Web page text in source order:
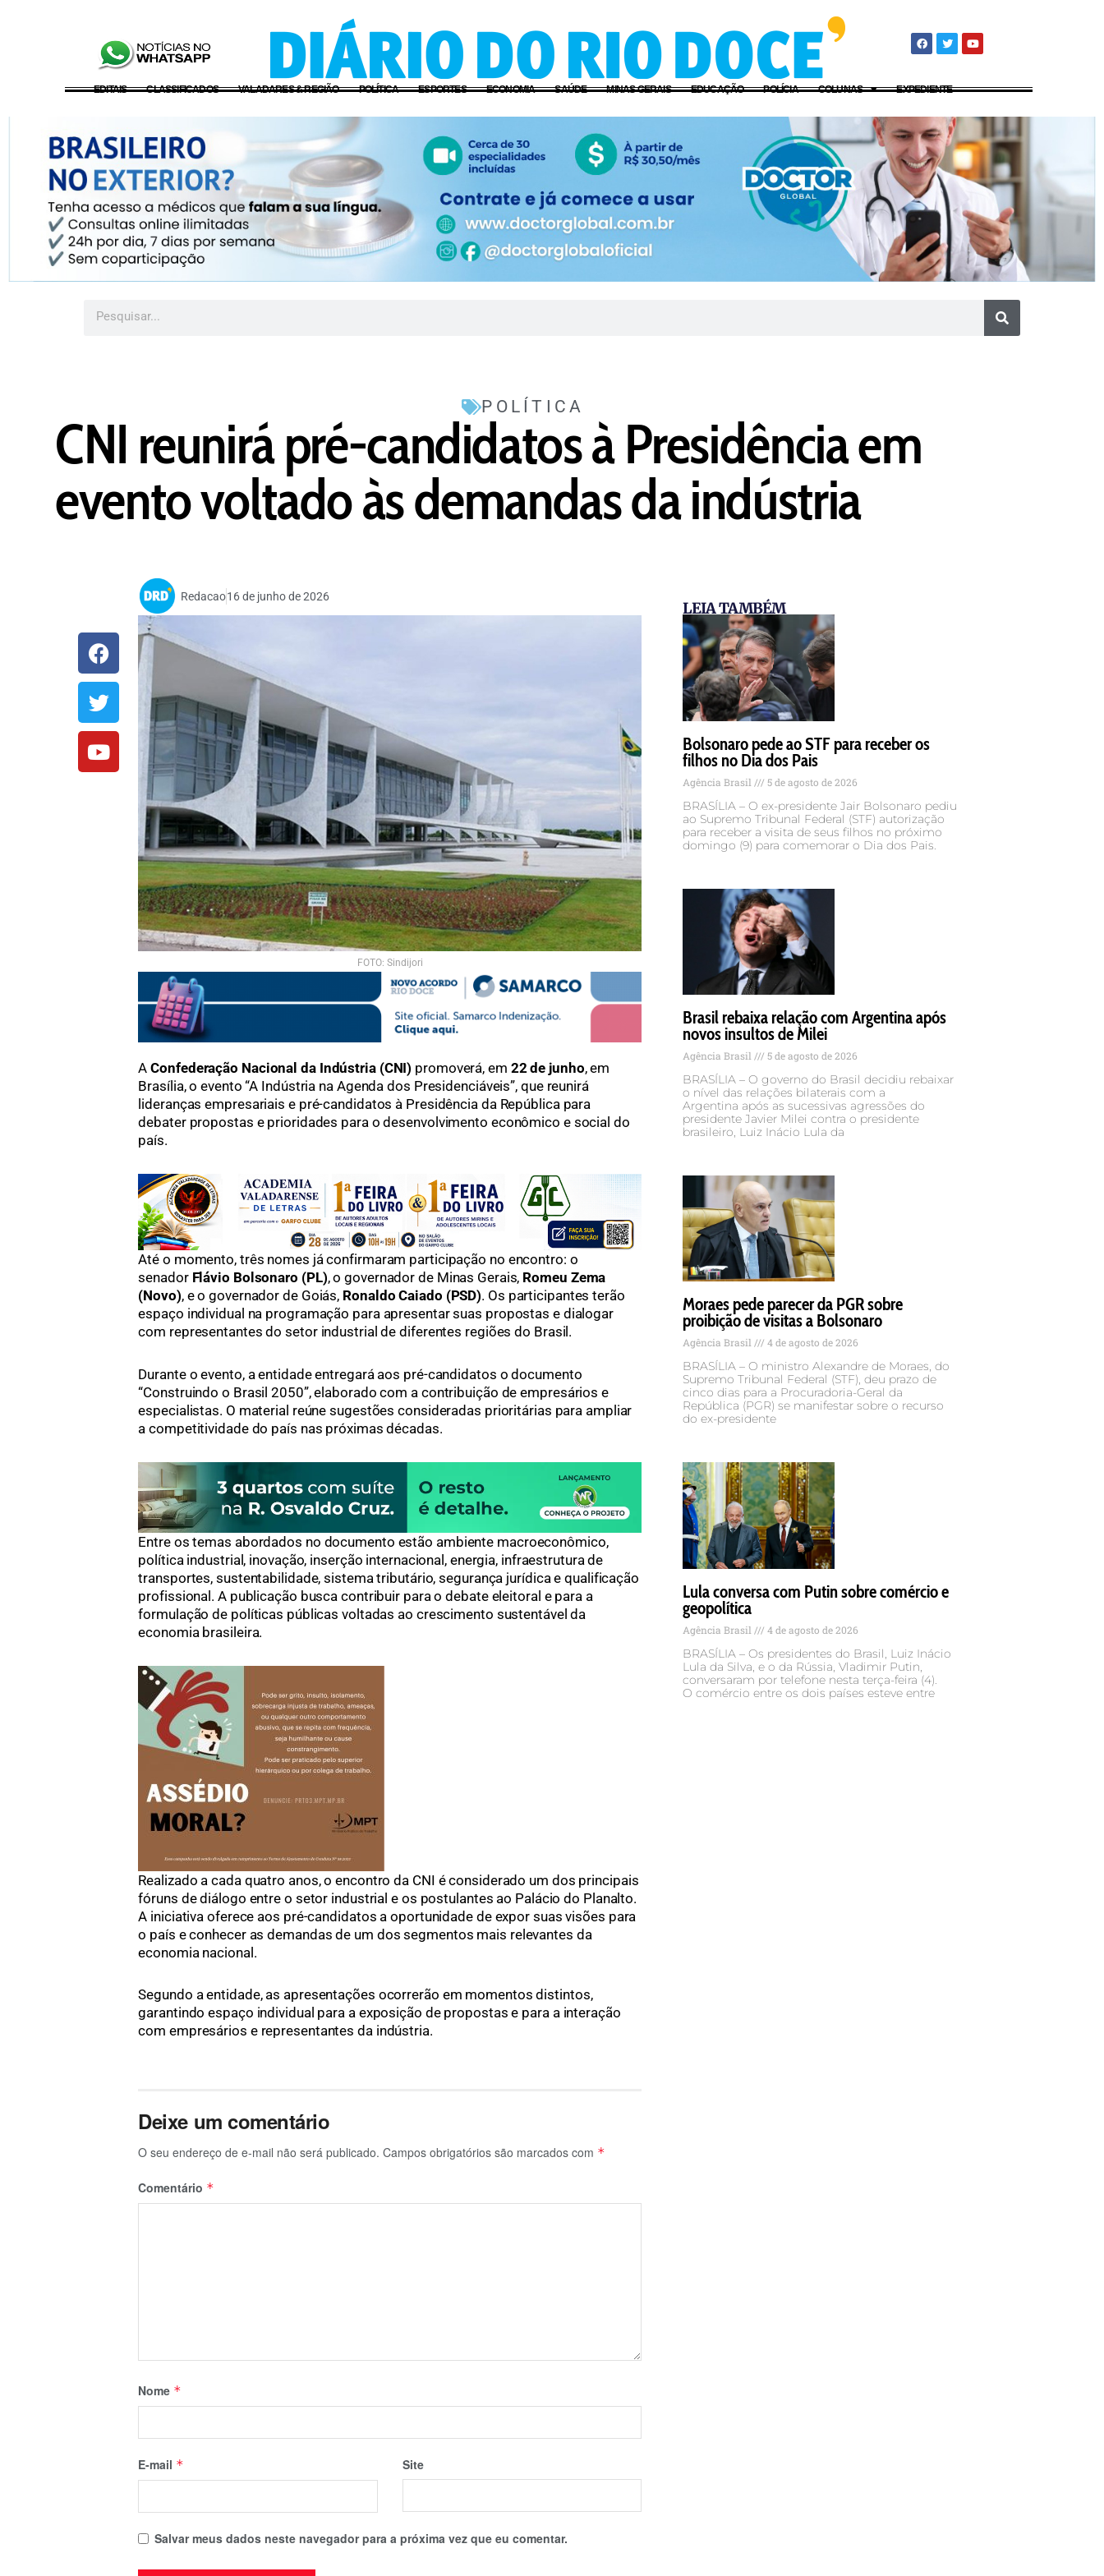
EDITAIS CLASSIFICADOS VALADARES & REGIÃO POLÍTICA ESPORTES ECONOMIA SAÚDE MINAS GERAIS EDUCAÇÃO POLÍCIA COLUNAS EXPEDIENTE
POLÍTICA
CNI reunirá pré-candidatos à Presidência em
evento voltado às demandas da indústria
Redacao16 de junho de 2026
FOTO: Sindijori
AConfederação Nacional da Indústria (CNI) promoverá, em 22 de junho, em
Brasília, o evento “A Indústria na Agenda dos Presidenciáveis”, que reunirá
lideranças empresariais e pré-candidatos à Presidência da República para
debater propostas e prioridades para o desenvolvimento econômico e social do
país.
Até o momento, três nomes já confirmaram participação no encontro: o
senador Flávio Bolsonaro (PL), o governador de Minas Gerais, Romeu Zema
(Novo), e o governador de Goiás, Ronaldo Caiado (PSD). Os participantes terão
espaço individual na programação para apresentar suas propostas e dialogar
com representantes do setor industrial de diferentes regiões do Brasil.
Durante o evento, a entidade entregará aos pré-candidatos o documento
“Construindo o Brasil 2050”, elaborado com a contribuição de empresários e
especialistas. O material reúne sugestões consideradas prioritárias para ampliar
a competitividade do país nas próximas décadas.
Entre os temas abordados no documento estão ambiente macroeconômico,
política industrial, inovação, inserção internacional, energia, infraestrutura de
transportes, sustentabilidade, sistema tributário, segurança jurídica e qualificação
profissional. A publicação busca contribuir para o debate eleitoral e para a
formulação de políticas públicas voltadas ao crescimento sustentável da
economia brasileira.
Realizado a cada quatro anos, o encontro da CNI é considerado um dos principais
fóruns de diálogo entre o setor industrial e os postulantes ao Palácio do Planalto.
A iniciativa oferece aos pré-candidatos a oportunidade de expor suas visões para
o país e conhecer as demandas de um dos segmentos mais relevantes da
economia nacional.
Segundo a entidade, as apresentações ocorrerão em momentos distintos,
garantindo espaço individual para a exposição de propostas e para a interação
com empresários e representantes da indústria.
Deixe um comentário
O seu endereço de e-mail não será publicado. Campos obrigatórios são marcados com *
Comentário *
Nome *
E-mail * Site
Salvar meus dados neste navegador para a próxima vez que eu comentar.
LEIA TAMBÉM
Bolsonaro pede ao STF para receber os
filhos no Dia dos Pais
Agência Brasil 5 de agosto de 2026
BRASÍLIA – O ex-presidente Jair Bolsonaro pediu
ao Supremo Tribunal Federal (STF) autorização
para receber a visita de seus filhos no próximo
domingo (9) para comemorar o Dia dos Pais.
Brasil rebaixa relação com Argentina após
novos insultos de Milei
Agência Brasil 5 de agosto de 2026
BRASÍLIA – O governo do Brasil decidiu rebaixar
o nível das relações bilaterais com a
Argentina após as sucessivas agressões do
presidente Javier Milei contra o presidente
brasileiro, Luiz Inácio Lula da
Moraes pede parecer da PGR sobre
proibição de visitas a Bolsonaro
Agência Brasil 4 de agosto de 2026
BRASÍLIA – O ministro Alexandre de Moraes, do
Supremo Tribunal Federal (STF), deu prazo de
cinco dias para a Procuradoria-Geral da
República (PGR) se manifestar sobre o recurso
do ex-presidente
Lula conversa com Putin sobre comércio e
geopolítica
Agência Brasil 4 de agosto de 2026
BRASÍLIA – Os presidentes do Brasil, Luiz Inácio
Lula da Silva, e o da Rússia, Vladimir Putin,
conversaram por telefone nesta terça-feira (4).
O comércio entre os dois países esteve entre